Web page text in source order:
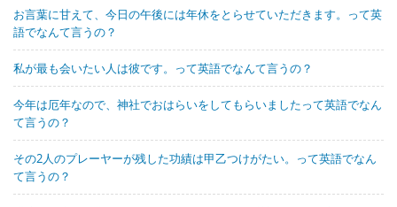
お言葉に甘えて、今日の午後には年休をとらせていただきます。って英
語でなんて言うの？
私が最も会いたい人は彼です。って英語でなんて言うの？
今年は厄年なので、神社でおはらいをしてもらいましたって英語でなん
て言うの？
その2人のプレーヤーが残した功績は甲乙つけがたい。って英語でなん
て言うの？